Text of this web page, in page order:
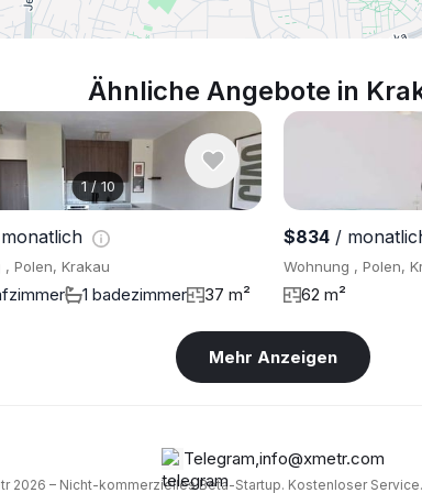
Ähnliche Angebote in
1/10
, Polen, Krakau
1 badezimmer 37 m²
$834 /
Wohnung , Polen,
62 m²
Mehr Anzeigen
Telegram,info@xmetr.com
2026 – Nicht-kommerzielles Beta-Startup. Kostenloser